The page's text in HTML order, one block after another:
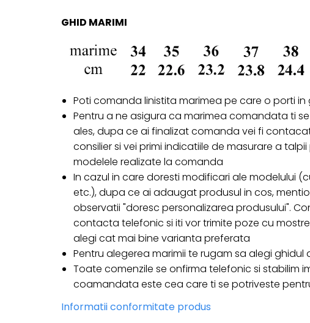
GHID MARIMI
Poti comanda linistita marimea pe care o porti in
Pentru a ne asigura ca marimea comandata ti
ales, dupa ce ai finalizat comanda vei fi
consilier si vei primi indicatiile de masurare a
modelele realizate la comanda
In cazul in care doresti modificari ale modelului
etc.), dupa ce ai adaugat produsul in cos,
observatii "doresc personalizarea produsului".
contacta telefonic si iti vor trimite poze cu
alegi cat mai bine varianta preferata
Pentru alegerea marimii te rugam sa alegi ghidul
Toate comenzile se onfirma telefonic si stabilim
coamandata este cea care ti se potriveste
Informatii conformitate produs